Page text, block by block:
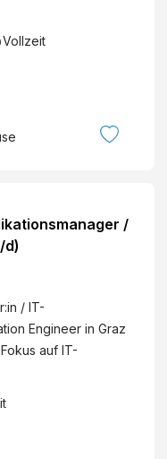
Vollzeit
/
d)
/ IT-
Engineer in Graz
auf IT-